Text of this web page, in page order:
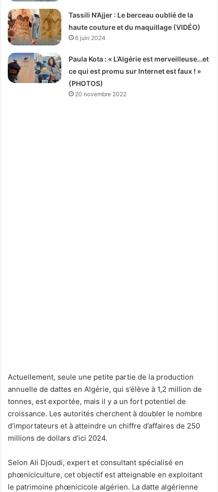
Tassili N’Ajjer : Le berceau oublié de la
haute couture et du maquillage (VIDÉO)
6 juin 2024
Paula Kota : « L’Algérie est merveilleuse…et
ce qui est promu sur Internet est faux ! »
(PHOTOS)
20 novembre 2022
Actuellement, seule une petite partie de la production
annuelle de dattes en Algérie, qui s’élève à 1,2 million de
tonnes, est exportée, mais il y a un fort potentiel de
croissance. Les autorités cherchent à doubler le nombre
d’importateurs et à atteindre un chiffre d’affaires de 250
millions de dollars d’ici 2024.
Selon Ali Djoudi, expert et consultant spécialisé en
phœniciculture, cet objectif est atteignable en exploitant
le patrimoine phœnicicole algérien. La datte algérienne